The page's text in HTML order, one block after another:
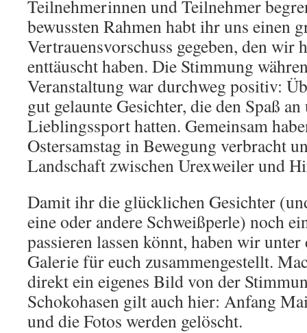
Teilnehmerinnen und Teilnehmer
bewussten Rahmen habt ihr uns einen
Vertrauensvorschuss gegeben, den wir
enttäuscht haben. Die Stimmung
Veranstaltung war durchweg positiv:
gut gelaunte Gesichter, die den Spaß
Lieblingssport hatten. Gemeinsam
Ostersamstag in Bewegung verbracht
Landschaft zwischen Urexweiler und
Damit ihr die glücklichen Gesichter
eine oder andere Schweißperle) noch
passieren lassen könnt, haben wir
Galerie für euch zusammengestellt.
direkt ein eigenes Bild von der
Schokohasen gilt auch hier: Anfang
und die Fotos werden gelöscht.